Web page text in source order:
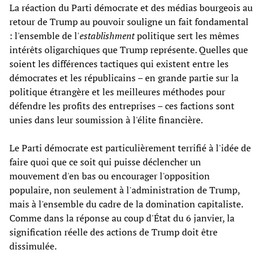
La réaction du Parti démocrate et des médias bourgeois au
retour de Trump au pouvoir souligne un fait fondamental
: l'ensemble de l'establishmentpolitique sert les mêmes
intérêts oligarchiques que Trump représente. Quelles que
soient les différences tactiques qui existent entre les
démocrates et les républicains – en grande partie sur la
politique étrangère et les meilleures méthodes pour
défendre les profits des entreprises – ces factions sont
unies dans leur soumission à l'élite financière.
Le Parti démocrate est particulièrement terrifié à l'idée de
faire quoi que ce soit qui puisse déclencher un
mouvement d'en bas ou encourager l'opposition
populaire, non seulement à l'administration de Trump,
mais à l'ensemble du cadre de la domination capitaliste.
Comme dans la réponse au coup d'État du 6 janvier, la
signification réelle des actions de Trump doit être
dissimulée.